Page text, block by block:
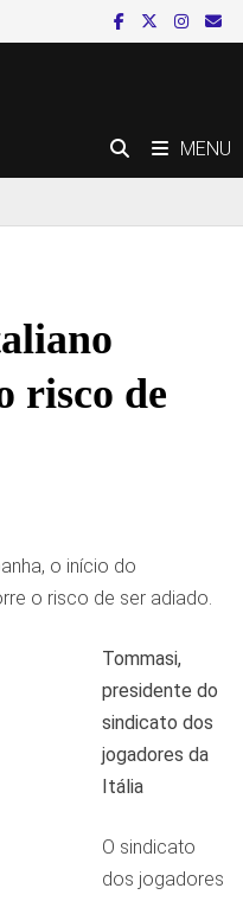
MENU
risco de
o início do
o risco de ser adiado.
Tommasi,
presidente do
sindicato dos
jogadores da
Itália
O sindicato
dos jogadores